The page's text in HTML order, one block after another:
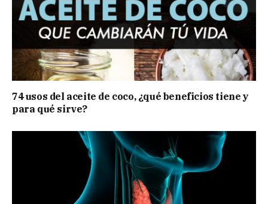
74 usos del aceite de coco, ¿qué beneficios tiene y
para qué sirve?